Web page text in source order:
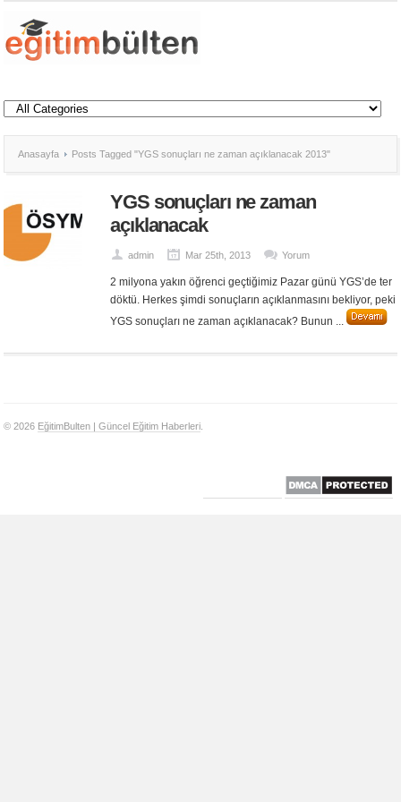
Anasayfa Posts Tagged "YGS sonuçları ne zaman açıklanacak 2013"
YGS sonuçları ne zaman
açıklanacak
admin Mar 25th, 2013 Yorum
2 milyona yakın öğrenci geçtiğimiz Pazar günü YGS’de ter
döktü. Herkes şimdi sonuçların açıklanmasını bekliyor, peki
YGS sonuçları ne zaman açıklanacak? Bunun ...
© 2026 EğitimBulten | Güncel Eğitim Haberleri